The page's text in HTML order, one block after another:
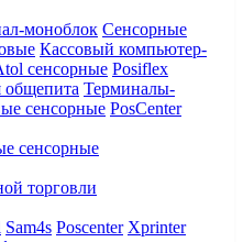
моноблок Сенсорные
Кассовый компьютер-
сенсорные Posiflex
общепита Терминалы-
сенсорные PosCenter
сенсорные
торговли
Sam4s Poscenter Xprinter